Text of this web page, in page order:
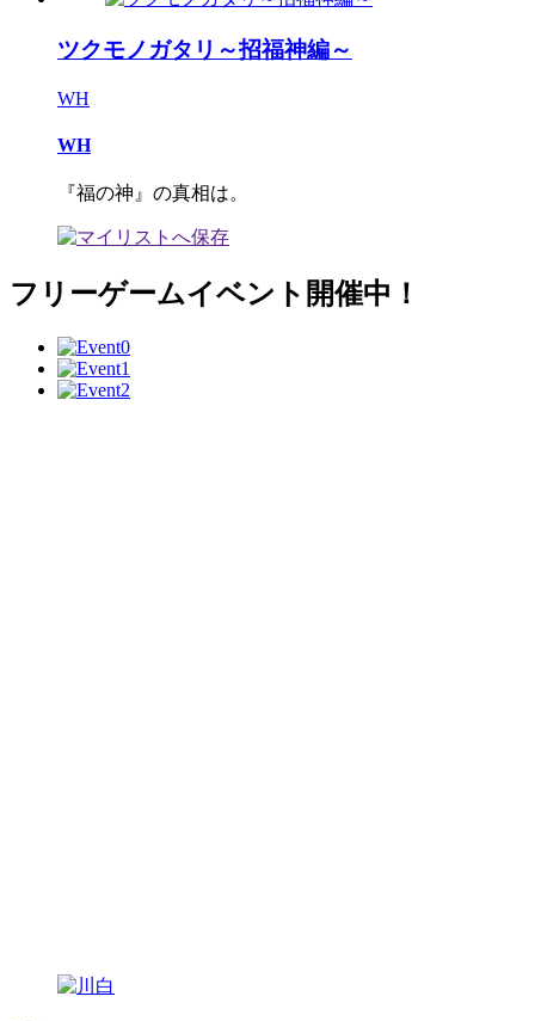
ツクモノガタリ～招福神編～
WH
WH
『福の神』の真相は。
フリーゲームイベント開催中！